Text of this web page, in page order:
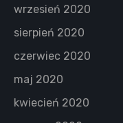
wrzesień 2020
sierpień 2020
czerwiec 2020
maj 2020
kwiecień 2020